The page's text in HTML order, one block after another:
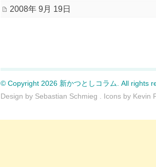
2008年 9月 19日
© Copyright 2026 新かつとしコラム. All rights
Design by Sebastian Schmieg . Icons by Kevin